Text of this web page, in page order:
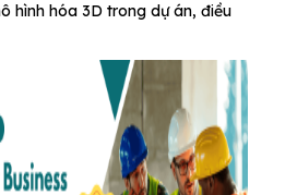
hình hóa 3D trong dự án, điều